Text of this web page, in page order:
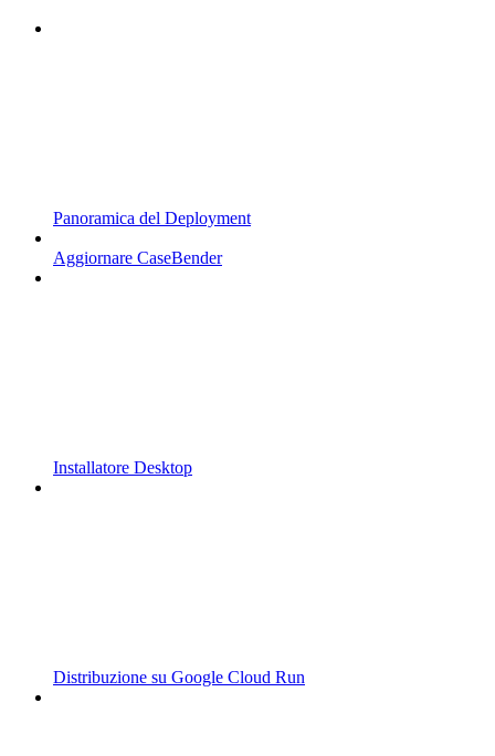
Panoramica del Deployment
Aggiornare CaseBender
Installatore Desktop
Distribuzione su Google Cloud Run